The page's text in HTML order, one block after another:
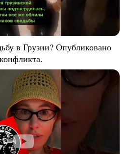
в Грузии? Опубликовано